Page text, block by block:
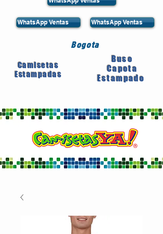
WhatsApp Ventas WhatsApp Ventas
Bogota
Camisetas
Estampadas
Buso
Capota
Estampado